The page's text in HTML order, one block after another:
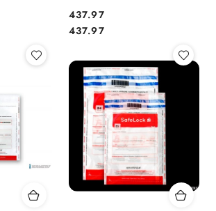
Cena:
437.97
Cena:
437.97